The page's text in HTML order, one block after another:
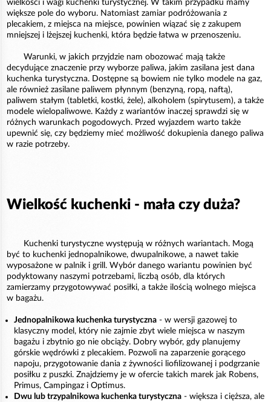
wielkości i wagi kuchenki turystycznej. W takim przypadku mamy
większe pole do wyboru. Natomiast zamiar podróżowania z
plecakiem, z miejsca na miejsce, powinien wiązać się z zakupem
mniejszej i lżejszej kuchenki, która będzie łatwa w przenoszeniu.
Warunki, w jakich przyjdzie nam obozować mają także
decydujące znaczenie przy wyborze paliwa, jakim zasilana jest dana
kuchenka turystyczna. Dostępne są bowiem nie tylko modele na gaz,
ale również zasilane paliwem płynnym (benzyną, ropą, naftą),
paliwem stałym (tabletki, kostki, żele), alkoholem (spirytusem), a także
modele wielopaliwowe. Każdy z wariantów inaczej sprawdzi się w
różnych warunkach pogodowych. Przed wyjazdem warto także
upewnić się, czy będziemy mieć możliwość dokupienia danego paliwa
w razie potrzeby.
Wielkość kuchenki - mała czy duża?
Kuchenki turystyczne występują w różnych wariantach. Mogą
być to kuchenki jednopalnikowe, dwupalnikowe, a nawet takie
wyposażone w palnik i grill. Wybór danego wariantu powinien być
podyktowany naszymi potrzebami, liczbą osób, dla których
zamierzamy przygotowywać posiłki, a także ilością wolnego miejsca
w bagażu.
Jednopalnikowa kuchenka turystyczna - w wersji gazowej to
klasyczny model, który nie zajmie zbyt wiele miejsca w naszym
bagażu i zbytnio go nie obciąży. Dobry wybór, gdy planujemy
górskie wędrówki z plecakiem. Pozwoli na zaparzenie gorącego
napoju, przygotowanie dania z żywności liofilizowanej i podgrzanie
posiłku z puszki. Znajdziemy je w ofercie takich marek jak Robens,
Primus, Campingaz i Optimus.
Dwu lub trzypalnikowa kuchenka turystyczna - większa i cięższa, ale